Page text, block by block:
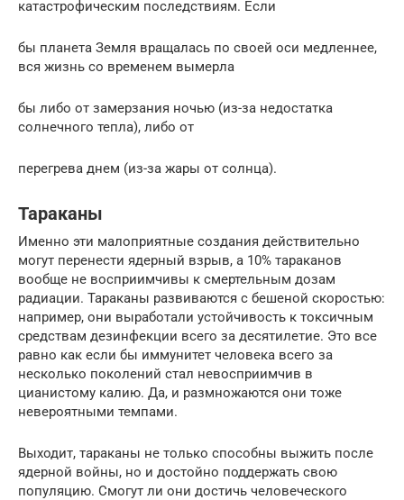
катастрофическим последствиям. Если
бы планета Земля вращалась по своей оси медленнее,
вся жизнь со временем вымерла
бы либо от замерзания ночью (из-за недостатка
солнечного тепла), либо от
перегрева днем (из-за жары от солнца).
Тараканы
Именно эти малоприятные создания действительно
могут перенести ядерный взрыв, а 10% тараканов
вообще не восприимчивы к смертельным дозам
радиации. Тараканы развиваются с бешеной скоростью:
например, они выработали устойчивость к токсичным
средствам дезинфекции всего за десятилетие. Это все
равно как если бы иммунитет человека всего за
несколько поколений стал невосприимчив в
цианистому калию. Да, и размножаются они тоже
невероятными темпами.
Выходит, тараканы не только способны выжить после
ядерной войны, но и достойно поддержать свою
популяцию. Смогут ли они достичь человеческого